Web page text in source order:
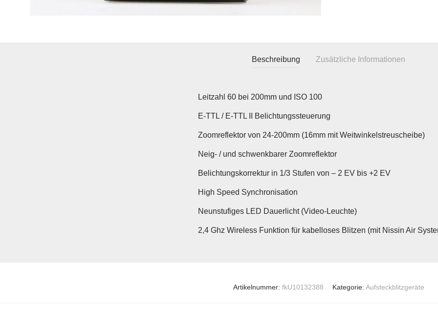
Beschreibung Zusätzliche Informationen
Leitzahl 60 bei 200mm und ISO 100
E-TTL / E-TTL II Belichtungssteuerung
Zoomreflektor von 24-200mm (16mm mit Weitwinkelstreuscheibe)
Neig- / und schwenkbarer Zoomreflektor
Belichtungskorrektur in 1/3 Stufen von – 2 EV bis +2 EV
High Speed Synchronisation
Neunstufiges LED Dauerlicht (Video-Leuchte)
2,4 Ghz Wireless Funktion für kabelloses Blitzen (mit Nissin Air
Artikelnummer: fkU10132388 Kategorie: Aufsteckblitzgeräte